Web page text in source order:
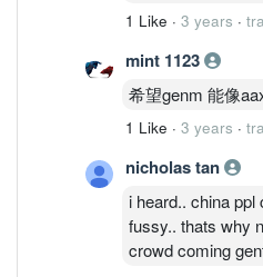
1 Like · 3 years ·
mint 1123
希望genm 能像
1 Like · 3 years ·
nicholas tan
i heard.. china
fussy.. thats why
crowd coming